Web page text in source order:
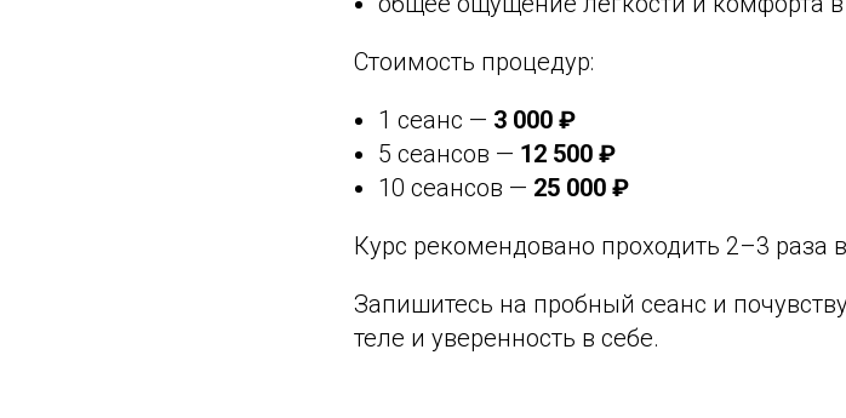
Стоимость процедур:
1 сеанс — 3 000 ₽
5 сеансов — 12 500 ₽
10 сеансов — 25 000 ₽
Курс рекомендовано проходить 2–3 раза
Запишитесь на пробный сеанс и
теле и уверенность в себе.